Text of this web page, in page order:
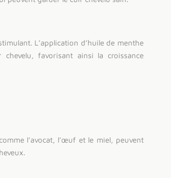
L’application d’huile de menthe
favorisant ainsi la croissance
l’avocat, l’œuf et le miel, peuvent